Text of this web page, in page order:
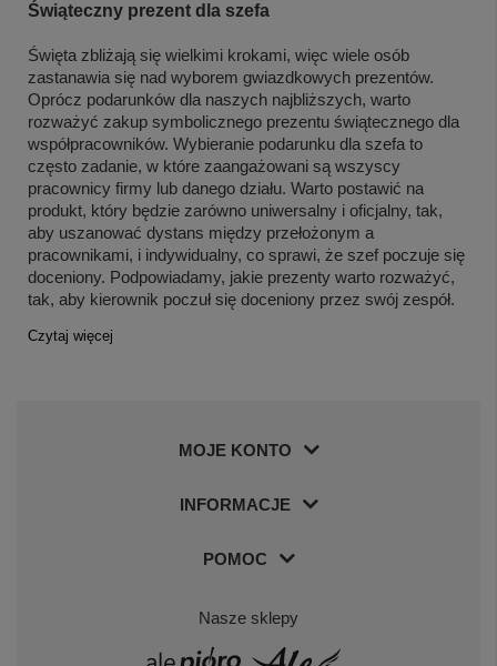
Świąteczny prezent dla szefa
Święta zbliżają się wielkimi krokami, więc wiele osób
zastanawia się nad wyborem gwiazdkowych prezentów.
Oprócz podarunków dla naszych najbliższych, warto
rozważyć zakup symbolicznego prezentu świątecznego dla
współpracowników. Wybieranie podarunku dla szefa to
często zadanie, w które zaangażowani są wszyscy
pracownicy firmy lub danego działu. Warto postawić na
produkt, który będzie zarówno uniwersalny i oficjalny, tak,
aby uszanować dystans między przełożonym a
pracownikami, i indywidualny, co sprawi, że szef poczuje się
doceniony. Podpowiadamy, jakie prezenty warto rozważyć,
tak, aby kierownik poczuł się doceniony przez swój zespół.
Czytaj więcej
MOJE KONTO
INFORMACJE
POMOC
Nasze sklepy